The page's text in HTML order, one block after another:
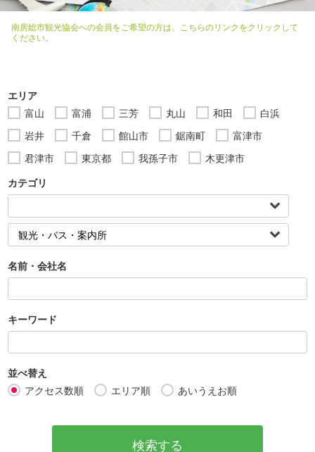
南房総市観光協会への会員をご希望の方は、こちらのリンクをクリックして
ください。
エリア
富山
富浦 三芳 丸山 和田
白浜
岩井
千倉 館山市 鋸南町
富津市
君津市
東京都 我孫子市 木更津市
カテゴリ
名前・会社名
キーワード
並べ替え
アクセス数順
エリア順 あいうえお順